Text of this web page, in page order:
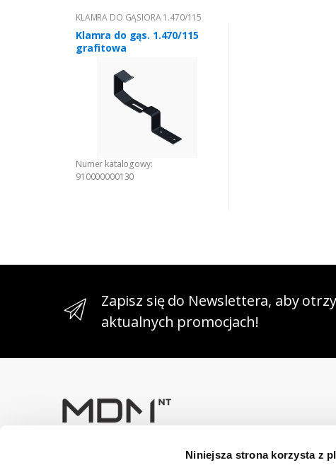
Niniejsza strona korzysta z
KLAMRA DO GĄSIORA 1.470/115
Klamra do gąs. 1.470/115
grafitowa
Numer katalogowy:
910000000130
Zapisz się do Newslettera, aby
aktualnych promocjach!
Masz pytania? Skontaktuj się z